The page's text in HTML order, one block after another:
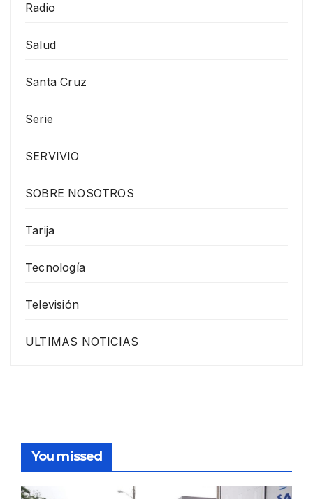
Radio
Salud
Santa Cruz
Serie
SERVIVIO
SOBRE NOSOTROS
Tarija
Tecnología
Televisión
ULTIMAS NOTICIAS
You missed